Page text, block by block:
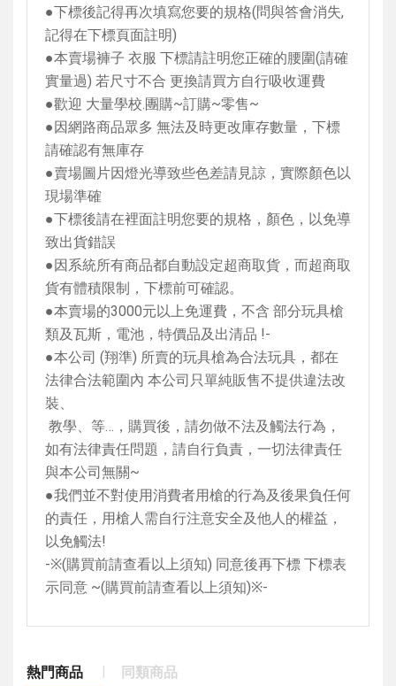
●下標後記得再次填寫您要的規格(問與答會消失,
記得在下標頁面註明)
●本賣場褲子 衣服 下標請註明您正確的腰圍(請確
實量過) 若尺寸不合 更換請買方自行吸收運費
●歡迎 大量學校.團購~訂購~零售~
●因網路商品眾多 無法及時更改庫存數量，下標
請確認有無庫存
●賣場圖片因燈光導致些色差請見諒，實際顏色以
現場準確
●下標後請在裡面註明您要的規格，顏色，以免導
致出貨錯誤
●因系統所有商品都自動設定超商取貨，而超商取
貨有體積限制，下標前可確認。
●本賣場的3000元以上免運費，不含 部分玩具槍
類及瓦斯，電池，特價品及出清品 !-
●本公司 (翔準) 所賣的玩具槍為合法玩具，都在
法律合法範圍內 本公司只單純販售不提供違法改
裝、
教學、等…，購買後，請勿做不法及觸法行為，
如有法律責任問題，請自行負責，一切法律責任
與本公司無關~
●我們並不對使用消費者用槍的行為及後果負任何
的責任，用槍人需自行注意安全及他人的權益，
以免觸法!
-※(購買前請查看以上須知) 同意後再下標 下標表
示同意 ~(購買前請查看以上須知)※-
熱門商品 同類商品